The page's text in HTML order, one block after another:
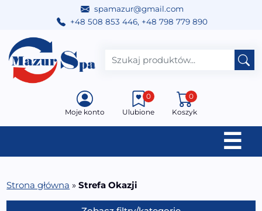
spamazur@gmail.com
+48 508 853 446, +48 798 779 890
Przejdź do treści
Main Navigation
Moje konto Ulubione
0
Koszyk
0
☰
Strona główna »Strefa Okazji